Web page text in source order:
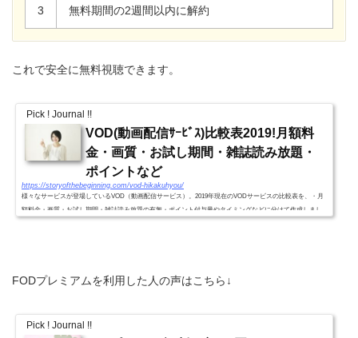
3 無料期間の2週間以内に解約
これで安全に無料視聴できます。
Pick ! Journal !!
VOD(動画配信ｻｰﾋﾞｽ)比較表2019!月額料
金・画質・お試し期間・雑誌読み放題・
ポイントなど
https://storyofthebeginning.com/vod-hikakuhyou/
様々なサービスが登場しているVOD（動画配信サービス）。2019年現在のVODサービスの比較表を、・月
額料金・画質・お試し期間・雑誌読み放題の有無・ポイント付与量やタイミングなどに分けて作成しまし
FODプレミアムを利用した人の声はこちら↓
Pick ! Journal !!